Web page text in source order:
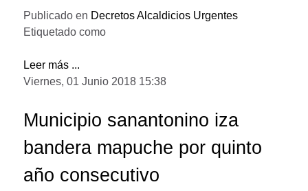
Publicado en Decretos Alcaldicios Urgentes
Etiquetado como
Leer más ...
Viernes, 01 Junio 2018 15:38
Municipio sanantonino iza
bandera mapuche por quinto
año consecutivo